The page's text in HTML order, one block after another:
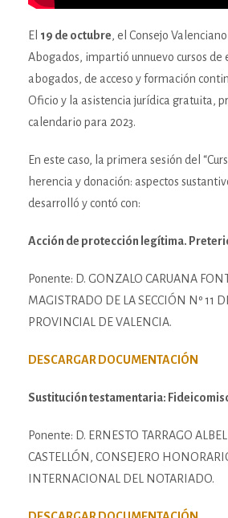
El 19 de octubre, el Consejo
Abogados, impartió unnuevo cursos de
abogados, de acceso y formación
Oficio y la asistencia jurídica gratuita,
calendario para 2023.
En este caso, la primera sesión del
herencia y donación: aspectos
desarrolló y contó con:
Acción de protección legítima.
Ponente: D. GONZALO CARUANA
MAGISTRADO DE LA SECCIÓN Nº 11
PROVINCIAL DE VALENCIA.
DESCARGAR DOCUMENTACIÓN
Sustitución testamentaria:
Ponente: D. ERNESTO TARRAGO
CASTELLÓN, CONSEJERO
INTERNACIONAL DEL NOTARIADO.